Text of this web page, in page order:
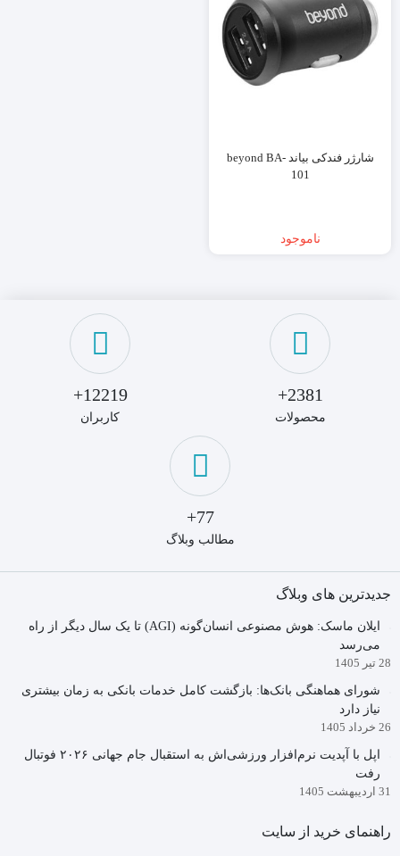
شارژر فندکی بیاند beyond BA-
101
ناموجود
2381+
محصولات
12219+
کاربران
77+
مطالب وبلاگ
جدیدترین های وبلاگ
ایلان ماسک: هوش مصنوعی انسان‌گونه (AGI) تا یک سال دیگر از راه
می‌رسد
28 تیر 1405
شورای هماهنگی بانک‌ها: بازگشت کامل خدمات بانکی به زمان بیشتری
نیاز دارد
26 خرداد 1405
اپل با آپدیت نرم‌افزار ورزشی‌اش به استقبال جام جهانی ۲۰۲۶ فوتبال
رفت
31 اردیبهشت 1405
راهنمای خرید از سایت